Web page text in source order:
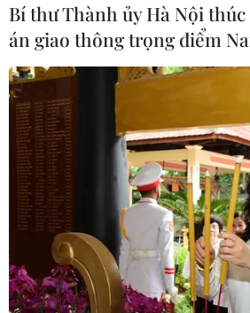
CƠ QUAN CHỦ QUẢN: THÔNG TẤN XÃ VIỆT NAM
Tổng Biên tập: TRẦN TIẾN DUẨN
Phó Tổng Biên tập: NGUYỄN THỊ
THỦY
Sở hữu trí tuệ
Quy
RSS
Hỗ trợ
Ngôn ngữ
TTXVN
Bí thư Thành ủy Hà Nội
án giao thông trọng điểm